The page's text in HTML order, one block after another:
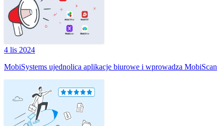
4 lis 2024
MobiSystems ujednolica aplikacje biurowe i wprowadza MobiScan